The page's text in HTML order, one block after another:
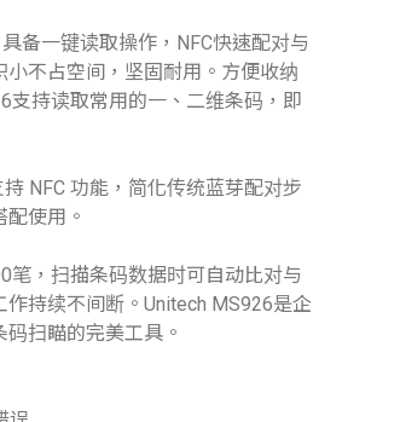
备一键读取操作，NFC快速配对与
不占空间，坚固耐用。方便收纳
支持读取常用的一、二维条码，即
NFC 功能，简化传统蓝芽配对步
使用。
笔，扫描条码数据时可自动比对与
持续不间断。Unitech MS926是企
扫瞄的完美工具。